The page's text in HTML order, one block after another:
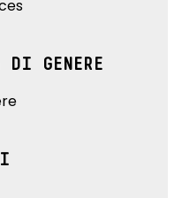
GENERE